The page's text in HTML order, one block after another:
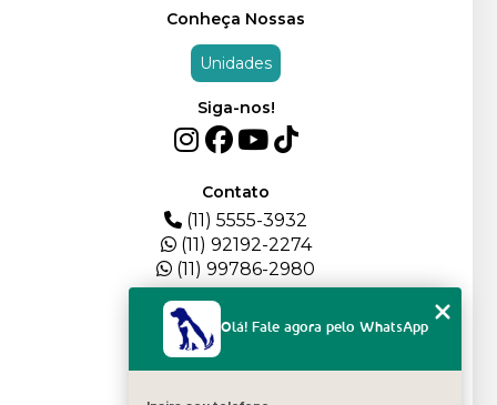
Conheça Nossas
Unidades
Siga-nos!
Contato
(11) 5555-3932
(11) 92192-2274
(11) 99786-2980
QUEM SOMOS
Olá! Fale agora pelo WhatsApp